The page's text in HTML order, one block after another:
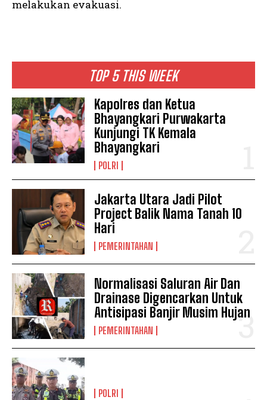
TOP 5 THIS WEEK
Kapolres dan Ketua
Bhayangkari Purwakarta
Kunjungi TK Kemala
Bhayangkari
POLRI
Jakarta Utara Jadi Pilot
Project Balik Nama Tanah 10
Hari
PEMERINTAHAN
Normalisasi Saluran Air Dan
Drainase Digencarkan Untuk
Antisipasi Banjir Musim Hujan
PEMERINTAHAN
POLRI
melakukan evakuasi.